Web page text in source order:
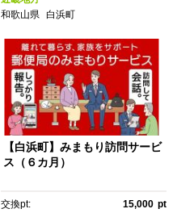
和歌山県 白浜町
【白浜町】みまもり訪問サービ
ス（６カ月）
交換pt: 15,000 pt